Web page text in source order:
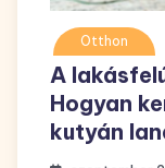
Otthon
A
Hogyan
kutyán